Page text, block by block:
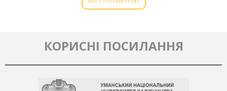
КОРИСНІ ПОСИЛАННЯ